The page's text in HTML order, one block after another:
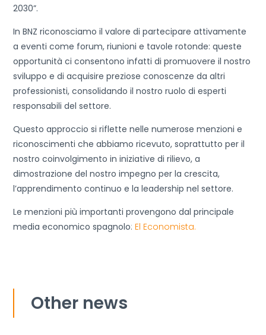
2030”.
In BNZ riconosciamo il valore di partecipare attivamente
a eventi come forum, riunioni e tavole rotonde: queste
opportunità ci consentono infatti di promuovere il nostro
sviluppo e di acquisire preziose conoscenze da altri
professionisti, consolidando il nostro ruolo di esperti
responsabili del settore.
Questo approccio si riflette nelle numerose menzioni e
riconoscimenti che abbiamo ricevuto, soprattutto per il
nostro coinvolgimento in iniziative di rilievo, a
dimostrazione del nostro impegno per la crescita,
l’apprendimento continuo e la leadership nel settore.
Le menzioni più importanti provengono dal principale
media economico spagnolo: El Economista.
Other news